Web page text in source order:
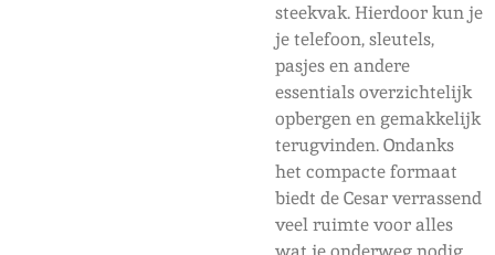
steekvak. Hierdoor kun je
je telefoon, sleutels,
pasjes en andere
essentials overzichtelijk
opbergen en gemakkelijk
terugvinden. Ondanks
het compacte formaat
biedt de Cesar verrassend
veel ruimte voor alles